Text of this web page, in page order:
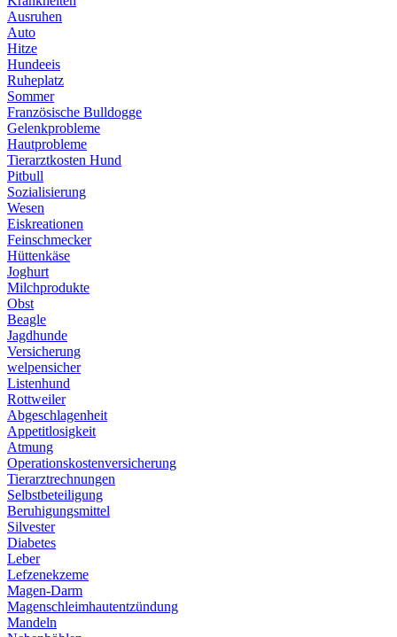
Ausruhen
Auto
Hitze
Hundeeis
Ruheplatz
Sommer
Französische Bulldogge
Gelenkprobleme
Hautprobleme
Tierarztkosten Hund
Pitbull
Sozialisierung
Wesen
Eiskreationen
Feinschmecker
Hüttenkäse
Joghurt
Milchprodukte
Obst
Beagle
Jagdhunde
Versicherung
welpensicher
Listenhund
Rottweiler
Abgeschlagenheit
Appetitlosigkeit
Atmung
Operationskostenversicherung
Tierarztrechnungen
Selbstbeteiligung
Beruhigungsmittel
Silvester
Diabetes
Leber
Lefzenekzeme
Magen-Darm
Magenschleimhautentzündung
Mandeln